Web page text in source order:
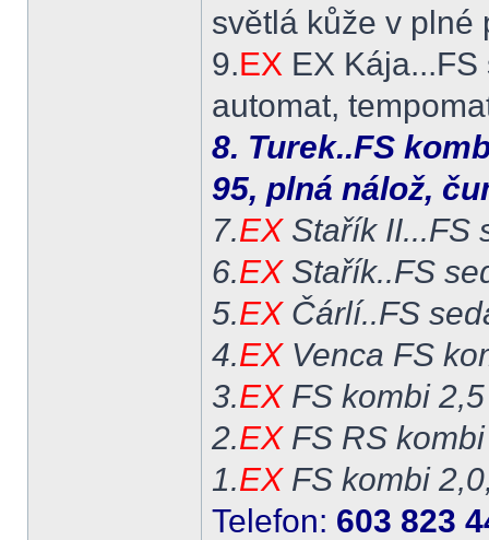
světlá kůže v plné
9.EX EX Kája...FS
automat,
8. Turek..FS
95, plná nálož,
7.EXStařík II...FS
6.EXStařík..FS
5.EXČárlí..FS
4.EXVenca FS
3.EXFS kombi
2.EXFS RS
1.EXFS kombi
Telefon: 603 823